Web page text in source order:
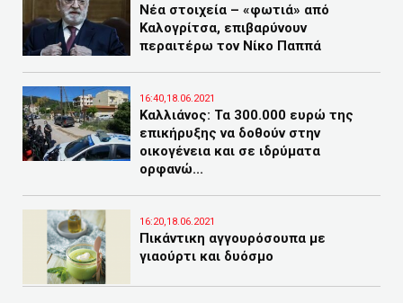
Νέα στοιχεία – «φωτιά» από
Καλογρίτσα, επιβαρύνουν
περαιτέρω τον Νίκο Παππά
16:40,18.06.2021
Καλλιάνος: Τα 300.000 ευρώ της
επικήρυξης να δοθούν στην
οικογένεια και σε ιδρύματα
ορφανώ...
16:20,18.06.2021
Πικάντικη αγγουρόσουπα με
γιαούρτι και δυόσμο